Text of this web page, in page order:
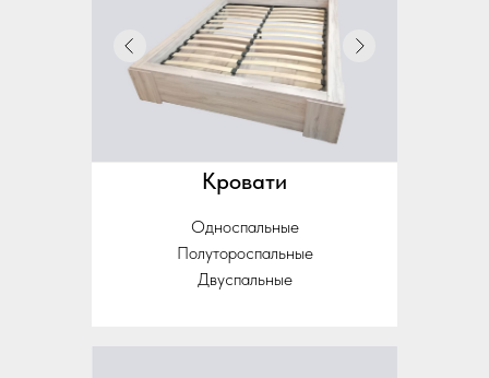
Кровати
Односпальные
Полутороспальные
Двуспальные